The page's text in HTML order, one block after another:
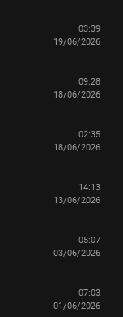
03:39
19/06/2026
09:28
18/06/2026
02:35
18/06/2026
14:13
13/06/2026
05:07
03/06/2026
07:03
01/06/2026